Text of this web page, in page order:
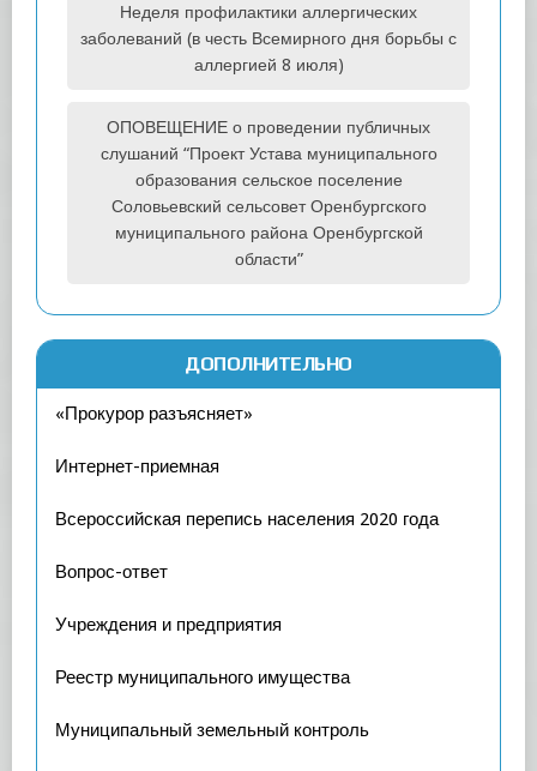
Неделя профилактики аллергических
заболеваний (в честь Всемирного дня борьбы с
аллергией 8 июля)
ОПОВЕЩЕНИЕ о проведении публичных
слушаний “Проект Устава муниципального
образования сельское поселение
Соловьевский сельсовет Оренбургского
муниципального района Оренбургской
области”
ДОПОЛНИТЕЛЬНО
«Прокурор разъясняет»
Интернет-приемная
Всероссийская перепись населения 2020 года
Вопрос-ответ
Учреждения и предприятия
Реестр муниципального имущества
Муниципальный земельный контроль